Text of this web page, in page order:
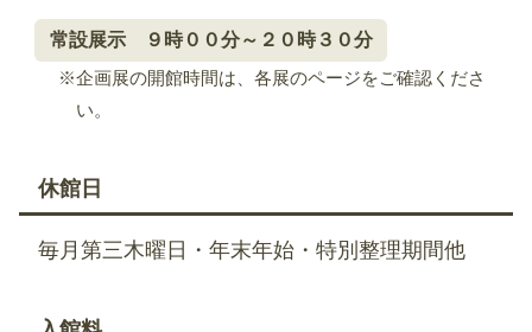
常設展示 ９時００分～２０時３０分
※企画展の開館時間は、各展のページをご確認くださ
い。
休館日
毎月第三木曜日・年末年始・特別整理期間他